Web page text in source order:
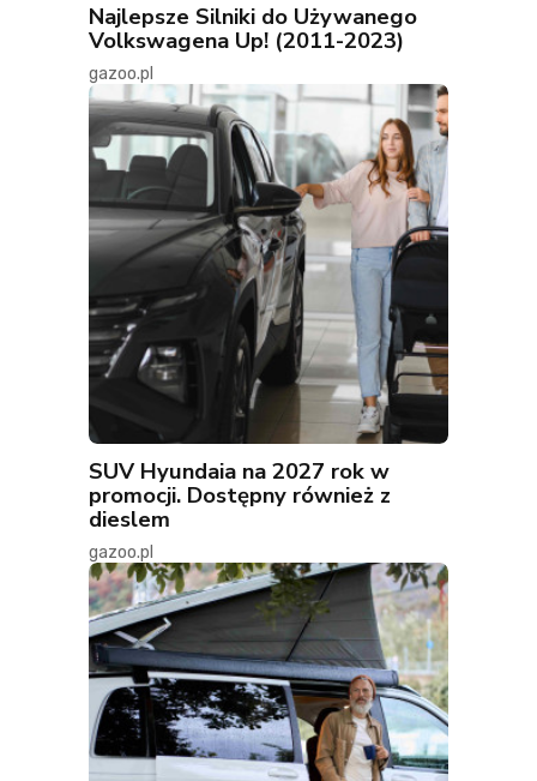
Najlepsze Silniki do Używanego
Volkswagena Up! (2011-2023)
gazoo.pl
SUV Hyundaia na 2027 rok w
promocji. Dostępny również z
dieslem
gazoo.pl